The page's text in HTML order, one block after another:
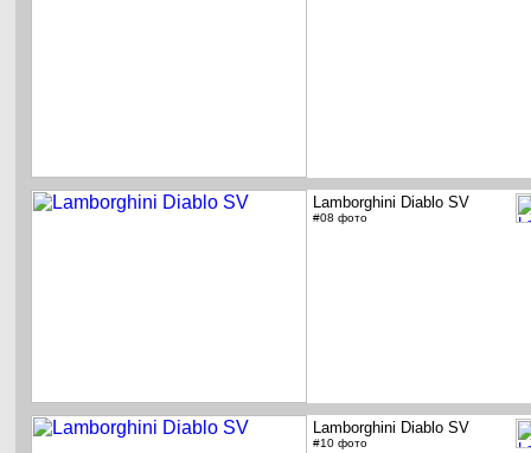
Lamborghini Diablo SV
#08 фото
Lamborghini Diablo SV
#10 фото